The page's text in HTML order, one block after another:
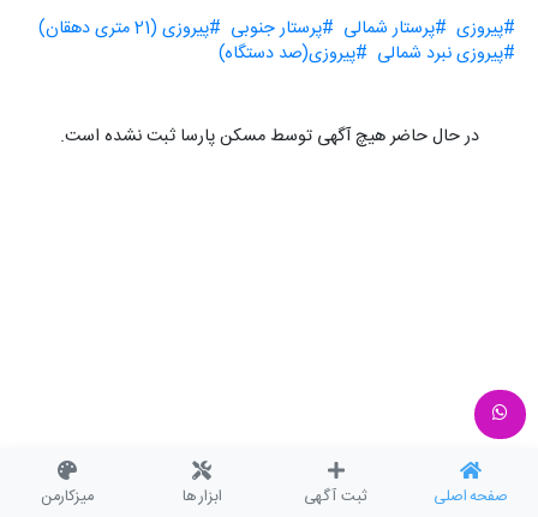
#پیروزی #پرستار شمالی #پرستار جنوبی #پیروزی (21 متری دهقان)
#پیروزی نبرد شمالی #پیروزی(صد دستگاه)
در حال حاضر هیچ آگهی توسط مسکن پارسا ثبت نشده است.
صفحه اصلی ثبت آگهی ابزار ها میزکارمن